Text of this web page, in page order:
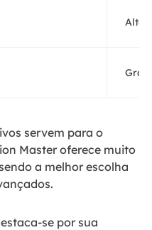
Alto
servem para o
Master oferece muito
a melhor escolha
se por sua